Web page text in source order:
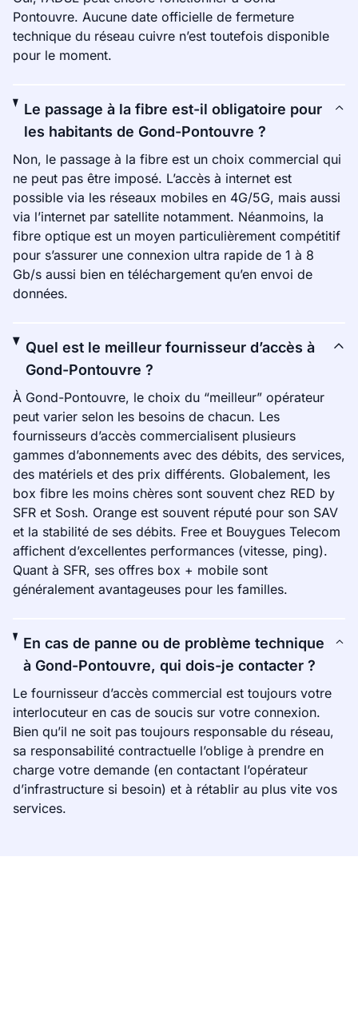
Pontouvre. Aucune date officielle de fermeture
technique du réseau cuivre n’est toutefois disponible
pour le moment.
Le passage à la fibre est-il obligatoire pour
les habitants de Gond-Pontouvre ?
Non, le passage à la fibre est un choix commercial qui
ne peut pas être imposé. L’accès à internet est
possible via les réseaux mobiles en 4G/5G, mais aussi
via l’internet par satellite notamment. Néanmoins, la
fibre optique est un moyen particulièrement compétitif
pour s’assurer une connexion ultra rapide de 1 à 8
Gb/s aussi bien en téléchargement qu’en envoi de
données.
Quel est le meilleur fournisseur d’accès à
Gond-Pontouvre ?
À Gond-Pontouvre, le choix du “meilleur” opérateur
peut varier selon les besoins de chacun. Les
fournisseurs d’accès commercialisent plusieurs
gammes d’abonnements avec des débits, des services,
des matériels et des prix différents. Globalement, les
box fibre les moins chères sont souvent chez RED by
SFR et Sosh. Orange est souvent réputé pour son SAV
et la stabilité de ses débits. Free et Bouygues Telecom
affichent d’excellentes performances (vitesse, ping).
Quant à SFR, ses offres box + mobile sont
généralement avantageuses pour les familles.
En cas de panne ou de problème technique
à Gond-Pontouvre, qui dois-je contacter ?
Le fournisseur d’accès commercial est toujours votre
interlocuteur en cas de soucis sur votre connexion.
Bien qu’il ne soit pas toujours responsable du réseau,
sa responsabilité contractuelle l’oblige à prendre en
charge votre demande (en contactant l’opérateur
d’infrastructure si besoin) et à rétablir au plus vite vos
services.